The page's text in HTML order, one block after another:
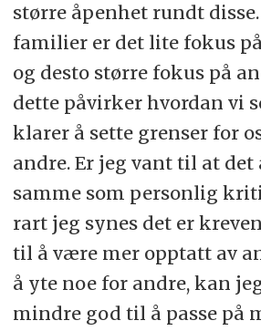
større åpenhet rundt
familier er det lite fokus
og desto større fokus på
dette påvirker hvordan vi
klarer å sette grenser for
andre. Er jeg vant til at det
samme som personlig
rart jeg synes det er
til å være mer opptatt av
å yte noe for andre, kan
mindre god til å passe på